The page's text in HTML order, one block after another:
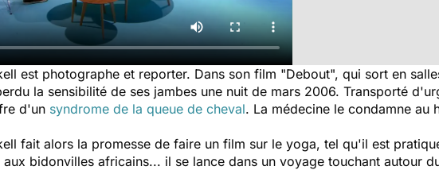
est photographe et reporter. Dans son film "Debout", qui sort en
la sensibilité de ses jambes une nuit de mars 2006. Transporté
d'un syndrome de la queue de cheval. La médecine le condamne au
fait alors la promesse de faire un film sur le yoga, tel qu'il est
aux bidonvilles africains... il se lance dans un voyage touchant autour